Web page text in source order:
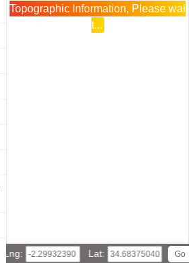
Topographic Information, Please wai
t...
Lng: Lat: